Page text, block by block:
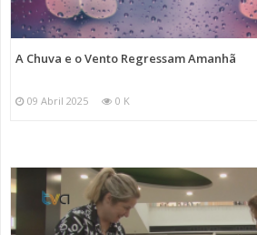
A Chuva e o Vento Regressam Amanhã
09 Abril 2025 0 K